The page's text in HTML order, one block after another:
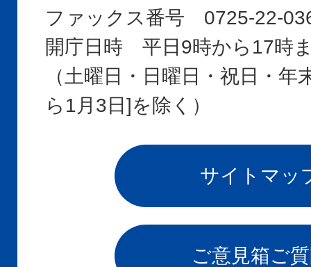
ファックス番号 0725-22-
開庁日時 平日9時から17時
（土曜日・日曜日・祝日・年
ら1月3日]を除く）
サイトマッ
ご意見箱ご